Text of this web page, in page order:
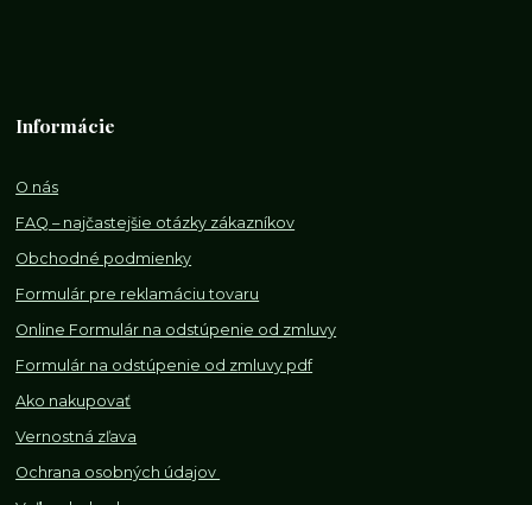
Informácie
O nás
FAQ – najčastejšie otázky zákazníkov
Obchodné podmienky
Formulár pre reklamáciu tovaru
Online Formulár na odstúpenie od zmluvy
Formulár na odstúpenie od zmluvy pdf
Ako nakupovať
Vernostná zľava
Ochrana osobných údajov